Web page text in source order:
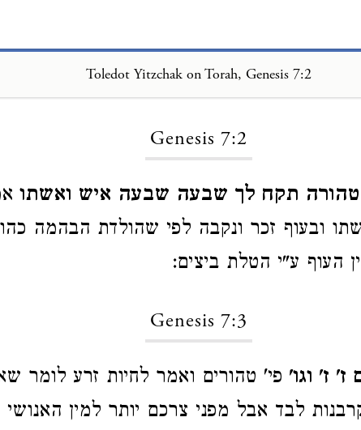
Toledot Yitzchak on Torah, Genesis 7:2
Genesis 7:2
תקח לך שבעה שבעה איש ואשתו
ובעוף זכר ונקבה לפי שהולדת הבהמה
העוף ע"י הטלת ביצים:
Genesis 7:3
ז' וגו' פי' טהורים ואמר לחיות זרע לומר
לבד אבל מפני צרכם יותר למין